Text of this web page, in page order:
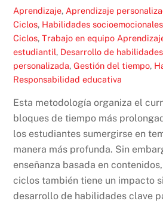
Aprendizaje, Aprendizaje
Ciclos, Habilidades socioemocionales
Ciclos,Trabajo en equipo
estudiantil, Desarrollo de
personalizada,Gestión del tiempo,
Responsabilidad educativa
Esta metodología organiza el
bloques de tiempo más
los estudiantes sumergirse en
manera más profunda. Sin
enseñanza basada en
ciclos también tiene un impacto
desarrollo de habilidades clave